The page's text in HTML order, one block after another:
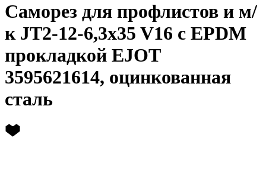
Саморез для профлистов и м/
к JT2-12-6,3x35 V16 с EPDM
прокладкой EJOT
3595621614, оцинкованная
сталь